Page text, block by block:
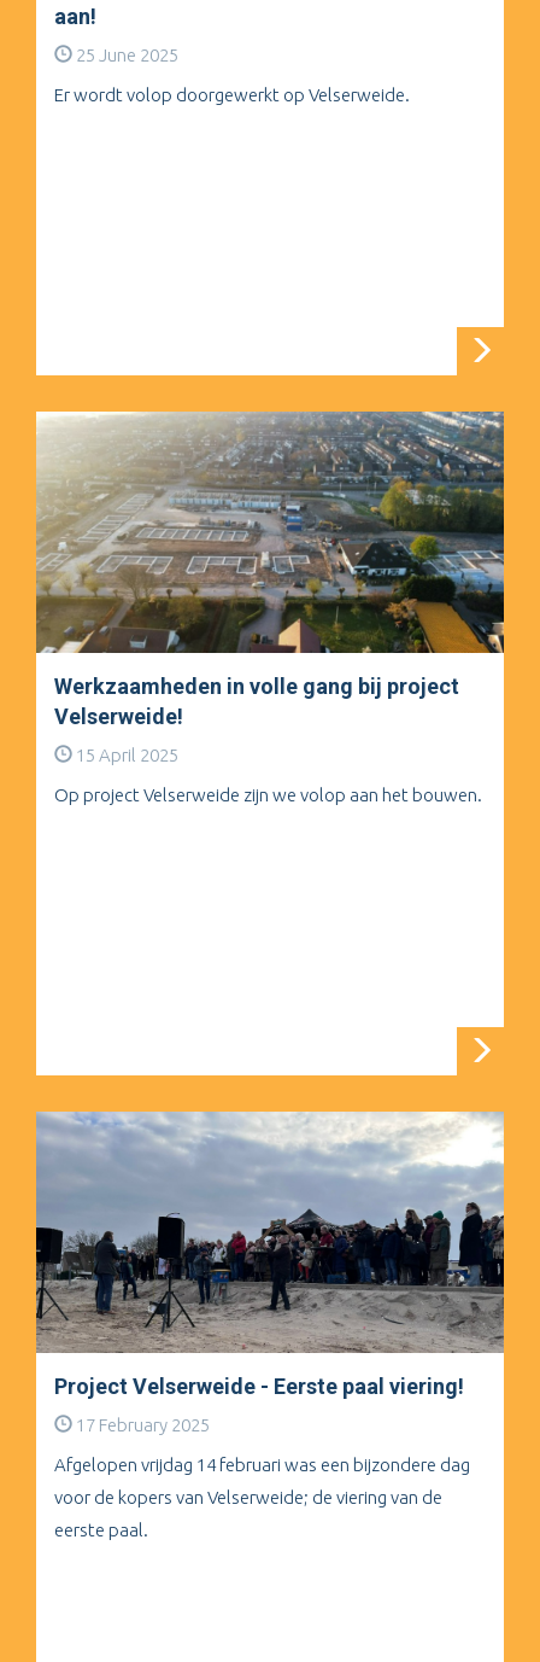
aan!
25 June 2025
Er wordt volop doorgewerkt op Velserweide.
Werkzaamheden in volle gang bij project
Velserweide!
15 April 2025
Op project Velserweide zijn we volop aan het bouwen.
Project Velserweide - Eerste paal viering!
17 February 2025
Afgelopen vrijdag 14 februari was een bijzondere dag
voor de kopers van Velserweide; de viering van de
eerste paal.